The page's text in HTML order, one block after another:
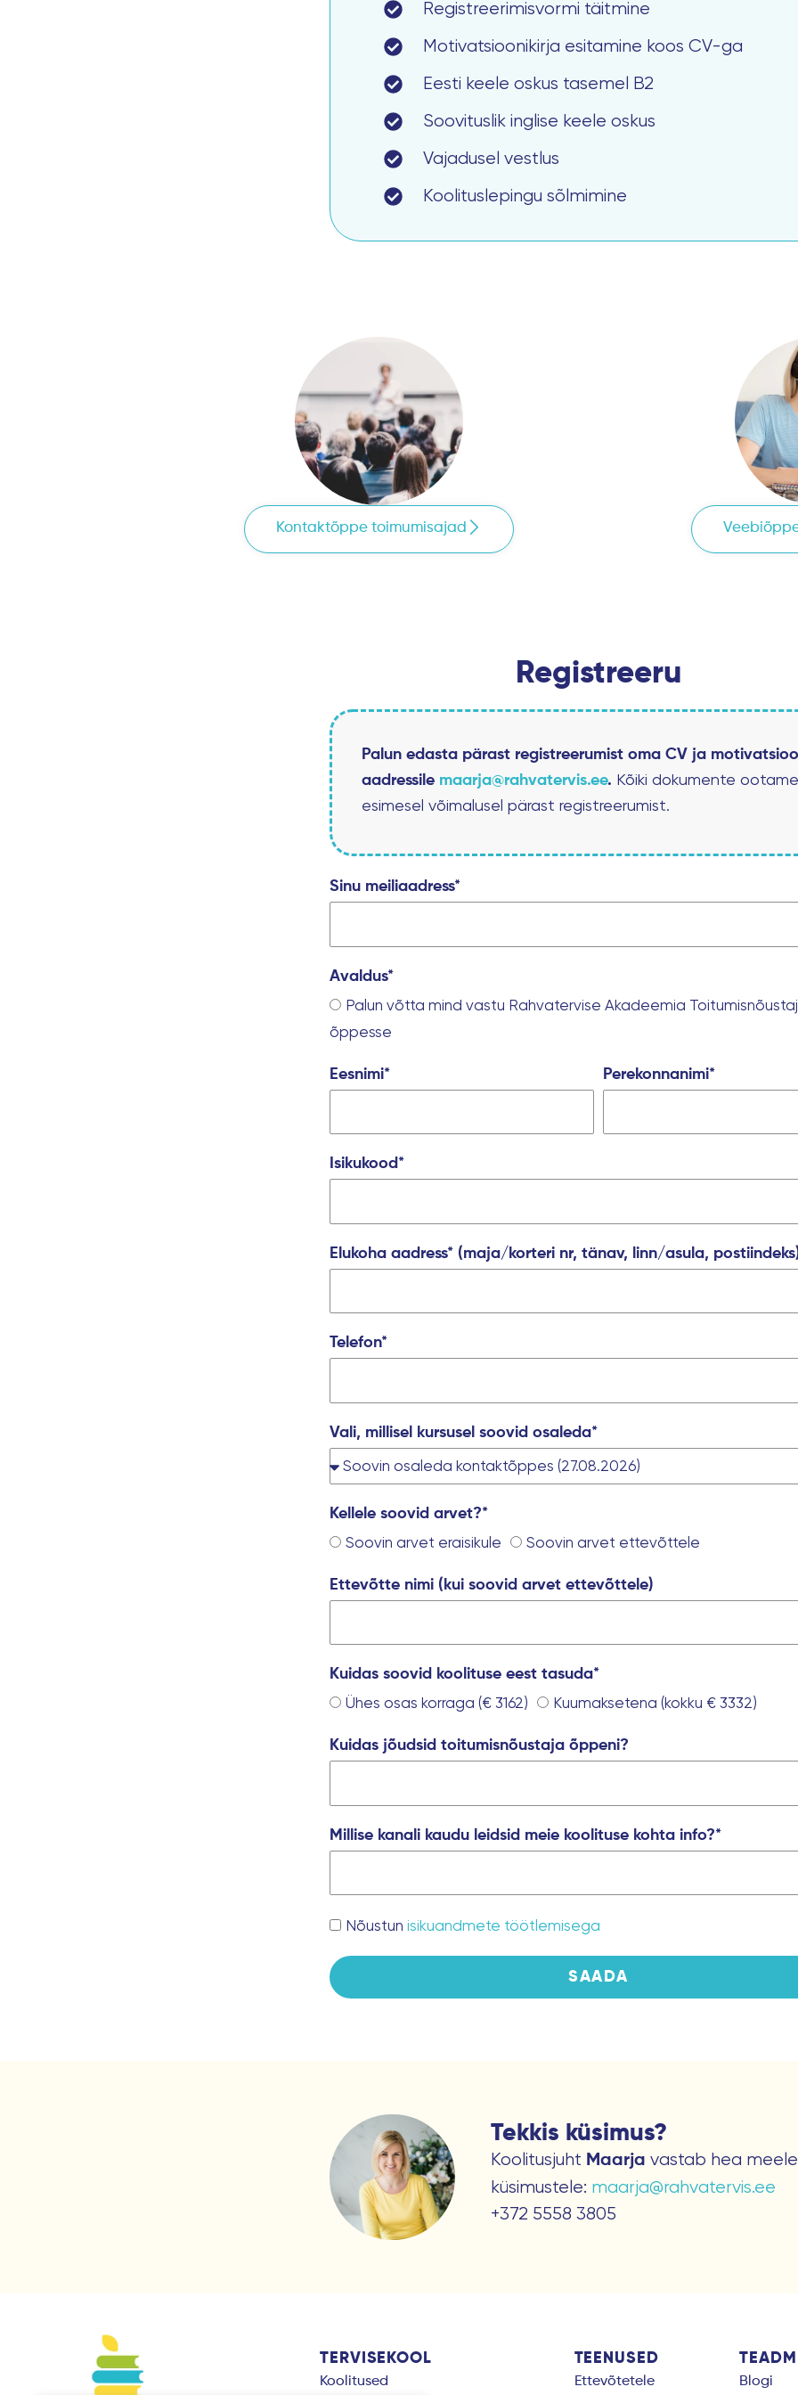
Registreerimisvormi täitmine
Motivatsioonikirja esitamine koos CV-ga
Eesti keele oskus tasemel B2
Soovituslik inglise keele oskus
Vajadusel vestlus
Koolituslepingu sõlmimine
Kontaktõppe toimumisajad
Registreeru
Palun edasta pärast registreerumist oma CV ja
aadressile maarja@rahvatervis.ee. Kõiki dokumente ootame
esimesel võimalusel pärast registreerumist.
Sinu meiliaadress*
Avaldus*
Palun võtta mind vastu Rahvatervise Akadeemia
õppesse
Eesnimi* Perekonnanimi*
Isikukood*
Elukoha aadress* (maja/korteri nr, tänav, linn/asula,
Telefon*
Vali, millisel kursusel soovid osaleda*
Kellele soovid arvet?*
Soovin arvet eraisikule Soovin arvet ettevõttele
Ettevõtte nimi (kui soovid arvet ettevõttele)
Kuidas soovid koolituse eest tasuda*
Ühes osas korraga (€ 3162) Kuumaksetena (kokku € 3332)
Kuidas jõudsid toitumisnõustaja õppeni?
Millise kanali kaudu leidsid meie koolituse kohta info?*
Nõustun isikuandmete töötlemisega
SAADA
Tekkis küsimus?
Koolitusjuht Maarja vastab hea
küsimustele: maarja@rahvatervis.ee
+372 5558 3805
TERVISEKOOL
Koolitused
TEENUSED
Ettevõtetele Blogi